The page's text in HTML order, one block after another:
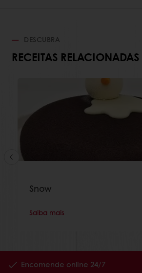
DESCUBRA
RECEITAS RELACIONADAS
Snow
Saiba mais
Encomende online 24/7